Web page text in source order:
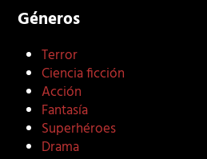
Géneros
Terror
Ciencia ficción
Acción
Fantasía
Superhéroes
Drama